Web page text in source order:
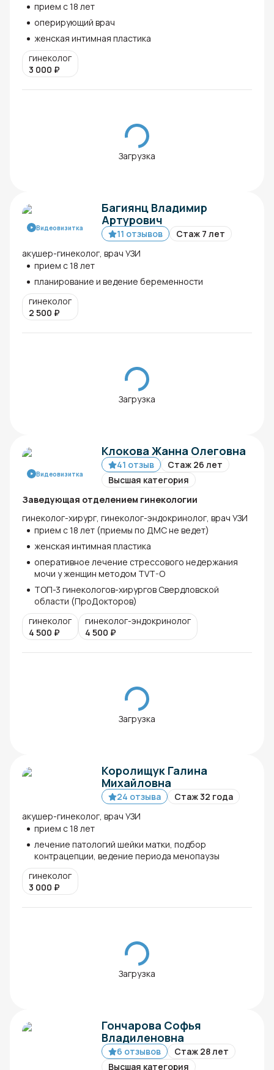
прием с 18 лет
оперирующий врач
женская интимная пластика
гинеколог
3 000 ₽
Загрузка
Видеовизитка
Багиянц Владимир
Артурович
11 отзывов
Стаж 7 лет
акушер-гинеколог, врач УЗИ
прием с 18 лет
планирование и ведение беременности
гинеколог
2 500 ₽
Загрузка
Видеовизитка
Клокова Жанна Олеговна
41 отзыв
Стаж 26 лет
Высшая категория
Заведующая отделением гинекологии
гинеколог-хирург, гинеколог-эндокринолог, врач УЗИ
прием с 18 лет (приемы по ДМС не ведет)
женская интимная пластика
оперативное лечение стрессового недержания
мочи у женщин методом TVT-O
ТОП-3 гинекологов-хирургов Свердловской
области (ПроДокторов)
гинеколог
4 500 ₽
гинеколог-эндокринолог
4 500 ₽
Загрузка
Королищук Галина
Михайловна
24 отзыва
Стаж 32 года
акушер-гинеколог, врач УЗИ
прием с 18 лет
лечение патологий шейки матки, подбор
контрацепции, ведение периода менопаузы
гинеколог
3 000 ₽
Загрузка
Гончарова Софья
Владиленовна
6 отзывов
Стаж 28 лет
Высшая категория